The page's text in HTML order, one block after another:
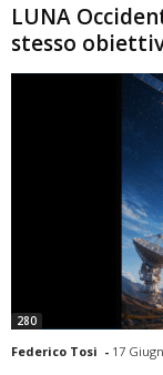
LUNA
stesso
280
Federico Tosi - 17